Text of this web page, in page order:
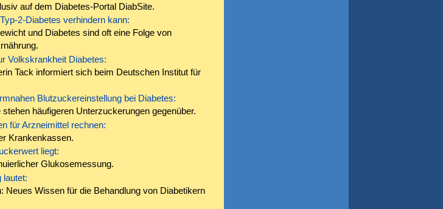
auf dem Diabetes-Portal DiabSite.
2-Diabetes verhindern kann:
und Diabetes sind oft eine Folge von
Volkskrankheit Diabetes:
Tack informiert sich beim Deutschen Institut für
Blutzuckereinstellung bei Diabetes:
häufigeren Unterzuckerungen gegenüber.
für Arzneimittel rechnen:
Krankenkassen.
liegt:
Glukosemessung.
lautet:
Neues Wissen für die Behandlung von Diabetikern